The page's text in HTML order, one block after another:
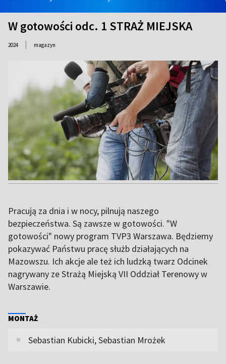
W gotowości odc. 1 STRAŻ MIEJSKA
2024 | magazyn
Pracują za dnia i w nocy, pilnują naszego
bezpieczeństwa. Są zawsze w gotowości. "W
gotowości" nowy program TVP3 Warszawa. Będziemy
pokazywać Państwu pracę służb działających na
Mazowszu. Ich akcje ale też ich ludzką twarz Odcinek
nagrywany ze Strażą Miejską VII Oddział Terenowy w
Warszawie.
MONTAŻ
Sebastian Kubicki, Sebastian Mrożek